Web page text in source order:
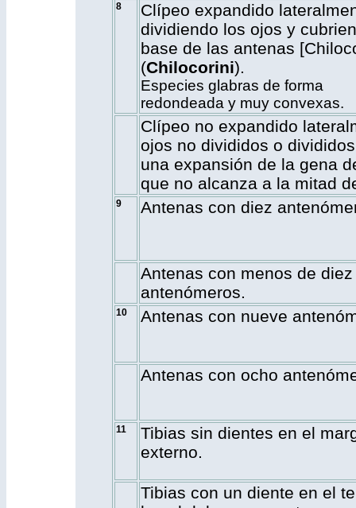
8
Clípeo expandido
dividiendo los ojos y
base de las antenas
(Chilocorini).
Especies glabras de forma
redondeada y muy convexas.
Clípeo no expandido
ojos no divididos o
una expansión de la gena
que no alcanza a la mitad
9 Antenas con diez
Antenas con menos de diez
antenómeros.
10 Antenas con nueve
Antenas con ocho
11
Tibias sin dientes en el
externo.
Tibias con un diente en el